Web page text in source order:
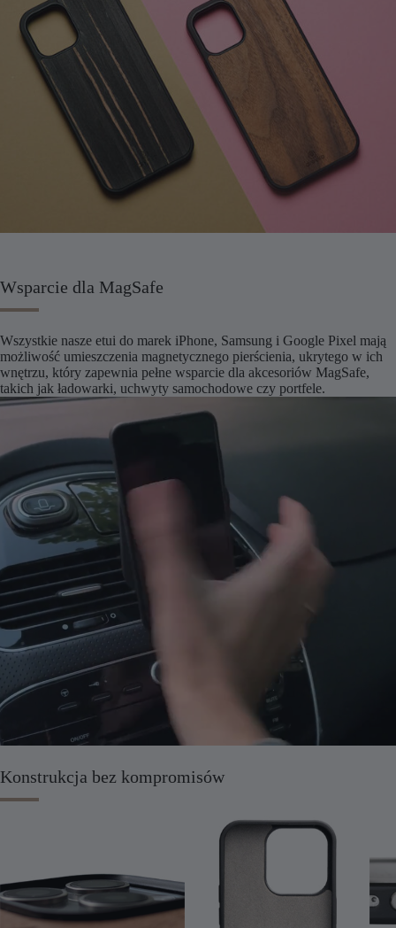
Wsparcie dla MagSafe
Wszystkie nasze etui do marek iPhone, Samsung i Google Pixel mają
możliwość umieszczenia magnetycznego pierścienia, ukrytego w ich
wnętrzu, który zapewnia pełne wsparcie dla akcesoriów MagSafe,
takich jak ładowarki, uchwyty samochodowe czy portfele.
Konstrukcja bez kompromisów